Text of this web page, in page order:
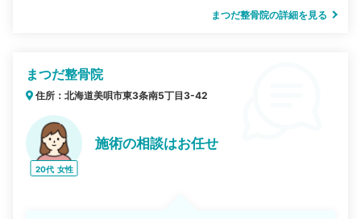
まつだ整骨院の詳細を見る
まつだ整骨院
住所：北海道美唄市東3条南5丁目3-42
20代 女性
施術の相談はお任せ